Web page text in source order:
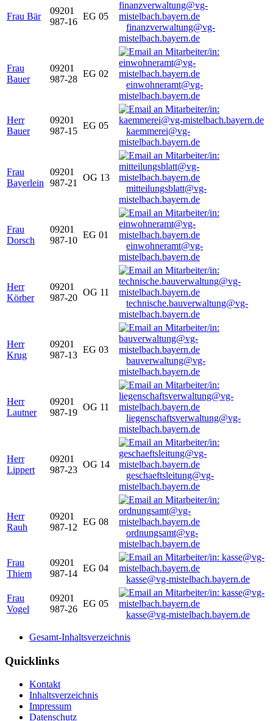
Frau Bär
09201
987-16
EG 05
finanzverwaltung@vg-
mistelbach.bayern.de
Frau
Bauer
09201
987-28
EG 02
einwohneramt@vg-
mistelbach.bayern.de
Herr
Bauer
09201
987-15
EG 05
kaemmerei@vg-
mistelbach.bayern.de
Frau
Bayerlein
09201
987-21
OG 13
mitteilungsblatt@vg-
mistelbach.bayern.de
Frau
Dorsch
09201
987-10
EG 01
einwohneramt@vg-
mistelbach.bayern.de
Herr
Körber
09201
987-20
OG 11
technische.bauverwaltung@vg-
mistelbach.bayern.de
Herr
Krug
09201
987-13
EG 03
bauverwaltung@vg-
mistelbach.bayern.de
Herr
Lautner
09201
987-19
OG 11
liegenschaftsverwaltung@vg-
mistelbach.bayern.de
Herr
Lippert
09201
987-23
OG 14
geschaeftsleitung@vg-
mistelbach.bayern.de
Herr
Rauh
09201
987-12
EG 08
ordnungsamt@vg-
mistelbach.bayern.de
Frau
Thiem
09201
987-14
EG 04
kasse@vg-mistelbach.bayern.de
Frau
Vogel
09201
987-26
EG 05
kasse@vg-mistelbach.bayern.de
Gesamt-Inhaltsverzeichnis
Quicklinks
Kontakt
Inhaltsverzeichnis
Impressum
Datenschutz